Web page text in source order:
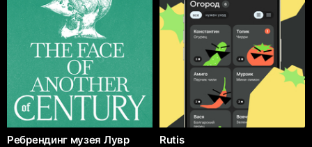
Ребрендинг музея Лувр Rutis